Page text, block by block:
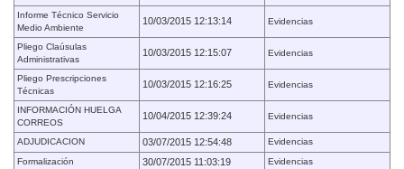
Informe Técnico Servicio
Medio Ambiente
10/03/2015 12:13:14 Evidencias
Pliego Claúsulas
Administrativas
10/03/2015 12:15:07 Evidencias
Pliego Prescripciones
Técnicas
10/03/2015 12:16:25 Evidencias
INFORMACIÓN HUELGA
CORREOS
10/04/2015 12:39:24 Evidencias
ADJUDICACION 03/07/2015 12:54:48
Evidencias
Formalización
30/07/2015 11:03:19
Evidencias